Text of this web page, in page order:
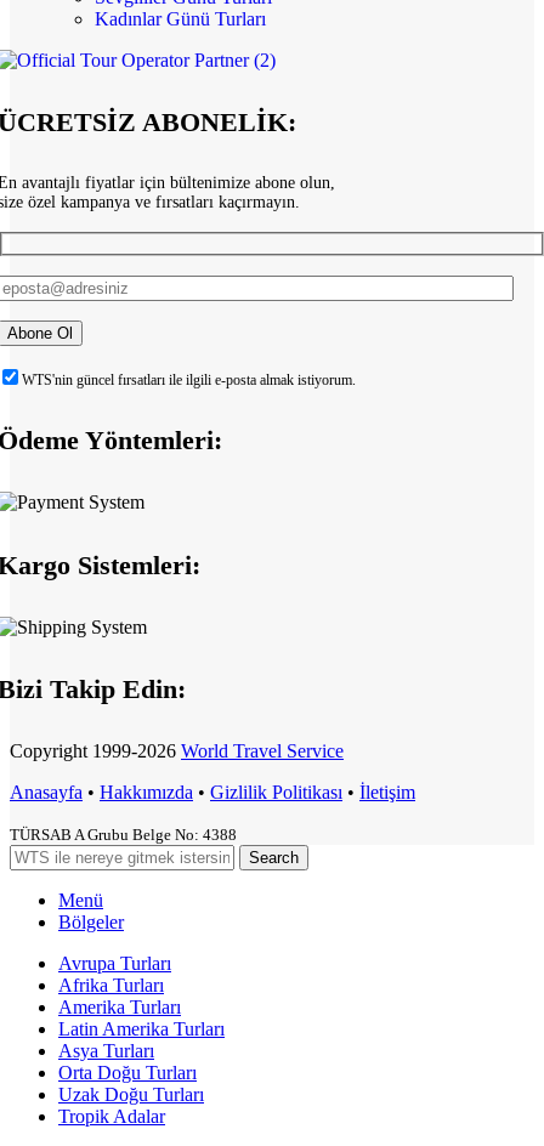
Kadınlar Günü Turları
ABONELİK:
avantajlı fiyatlar için bültenimize abone olun,
özel kampanya ve fırsatları kaçırmayın.
WTS'nin güncel fırsatları ile ilgili e-posta almak istiyorum.
Yöntemleri:
Sistemleri:
Takip Edin:
Copyright 1999-2026 World Travel Service
Anasayfa • Hakkımızda • Gizlilik Politikası • İletişim
TÜRSAB A Grubu Belge No: 4388
Search
Menü
Bölgeler
Avrupa Turları
Afrika Turları
Amerika Turları
Latin Amerika Turları
Asya Turları
Orta Doğu Turları
Uzak Doğu Turları
Tropik Adalar